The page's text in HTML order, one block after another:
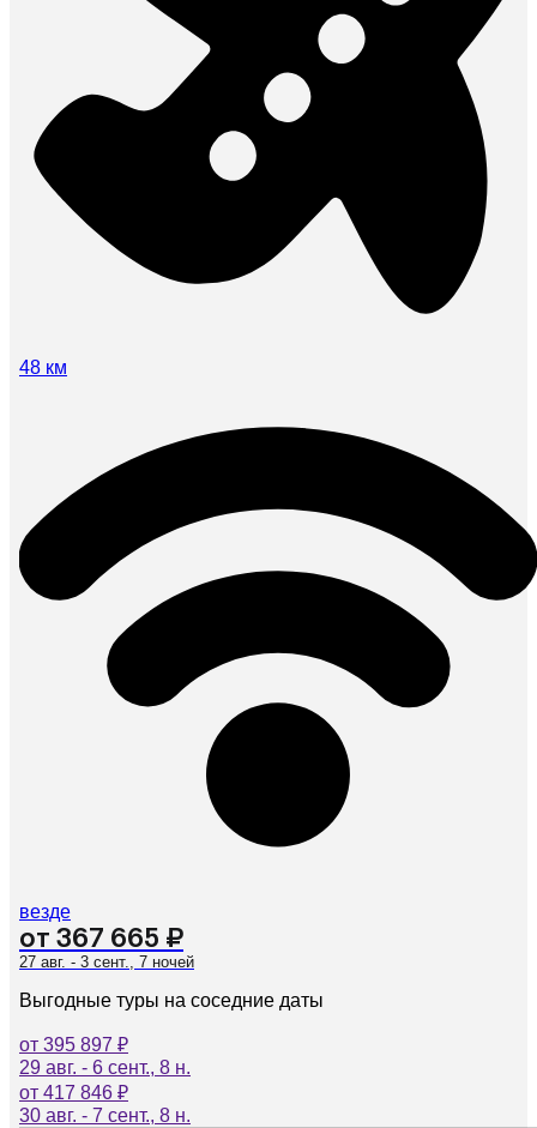
48 км
везде
от 367 665 ₽
27 авг. - 3 сент., 7 ночей
Выгодные туры на соседние даты
от 395 897 ₽
29 авг. - 6 сент., 8 н.
от 417 846 ₽
30 авг. - 7 сент., 8 н.